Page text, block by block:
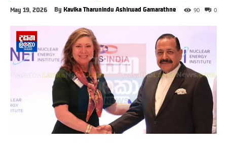
May 19, 2026 By Kavika Tharunindu Ashirwad Gamarathne 0
90